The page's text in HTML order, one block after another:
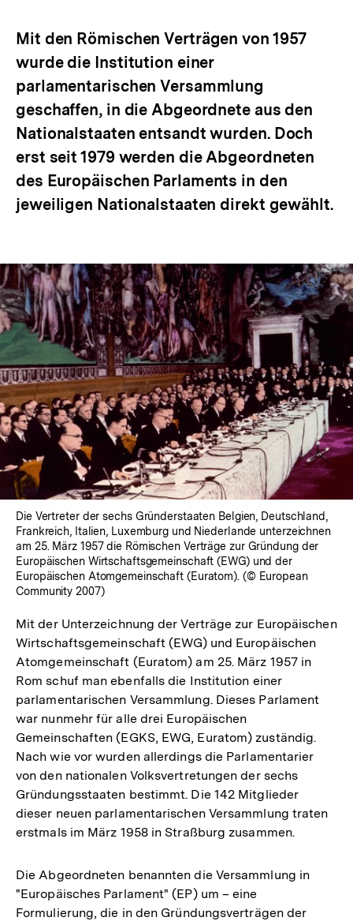
Mit den Römischen Verträgen von 1957
wurde die Institution einer
parlamentarischen Versammlung
geschaffen, in die Abgeordnete aus den
Nationalstaaten entsandt wurden. Doch
erst seit 1979 werden die Abgeordneten
des Europäischen Parlaments in den
jeweiligen Nationalstaaten direkt gewählt.
Die Vertreter der sechs Gründerstaaten Belgien, Deutschland,
Frankreich, Italien, Luxemburg und Niederlande unterzeichnen
am 25. März 1957 die Römischen Verträge zur Gründung der
Europäischen Wirtschaftsgemeinschaft (EWG) und der
Europäischen Atomgemeinschaft (Euratom). (© European
Community 2007)
Mit der Unterzeichnung der Verträge zur Europäischen
Wirtschaftsgemeinschaft (EWG) und Europäischen
Atomgemeinschaft (Euratom) am 25. März 1957 in
Rom schuf man ebenfalls die Institution einer
parlamentarischen Versammlung. Dieses Parlament
war nunmehr für alle drei Europäischen
Gemeinschaften (EGKS, EWG, Euratom) zuständig.
Nach wie vor wurden allerdings die Parlamentarier
von den nationalen Volksvertretungen der sechs
Gründungsstaaten bestimmt. Die 142 Mitglieder
dieser neuen parlamentarischen Versammlung traten
erstmals im März 1958 in Straßburg zusammen.
Die Abgeordneten benannten die Versammlung in
"Europäisches Parlament" (EP) um – eine
Formulierung, die in den Gründungsverträgen der